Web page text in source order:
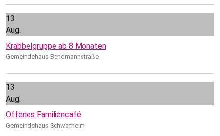
13
Aug.
Krabbelgruppe ab 8 Monaten
Gemeindehaus Bendmannstraße
13
Aug.
Offenes Familiencafé
Gemeindehaus Schwafheim